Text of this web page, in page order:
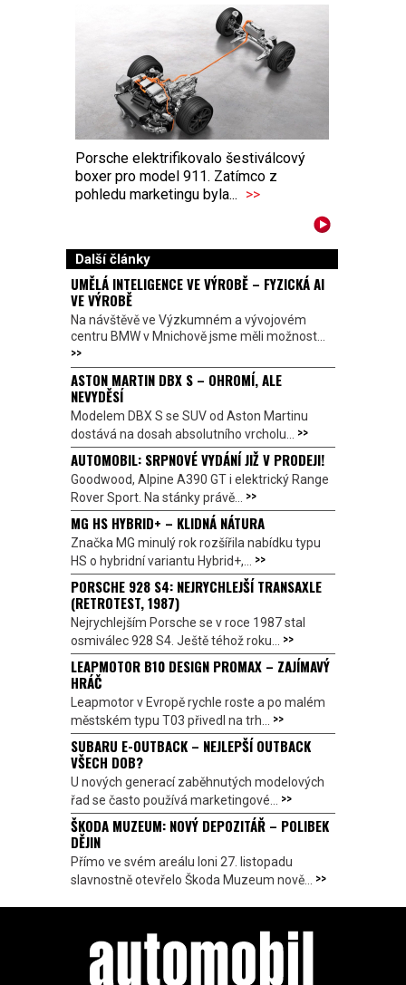
Porsche elektrifikovalo šestiválcový
boxer pro model 911. Zatímco z
pohledu marketingu byla... >>
Další články
UMĚLÁ INTELIGENCE VE VÝROBĚ – FYZICKÁ AI
VE VÝROBĚ
Na návštěvě ve Výzkumném a vývojovém
centru BMW v Mnichově jsme měli možnost...
>>
ASTON MARTIN DBX S – OHROMÍ, ALE
NEVYDĚSÍ
Modelem DBX S se SUV od Aston Martinu
dostává na dosah absolutního vrcholu... >>
AUTOMOBIL: SRPNOVÉ VYDÁNÍ JIŽ V PRODEJI!
Goodwood, Alpine A390 GT i elektrický Range
Rover Sport. Na stánky právě... >>
MG HS HYBRID+ – KLIDNÁ NÁTURA
Značka MG minulý rok rozšířila nabídku typu
HS o hybridní variantu Hybrid+,... >>
PORSCHE 928 S4: NEJRYCHLEJŠÍ TRANSAXLE
(RETROTEST, 1987)
Nejrychlejším Porsche se v roce 1987 stal
osmiválec 928 S4. Ještě téhož roku... >>
LEAPMOTOR B10 DESIGN PROMAX – ZAJÍMAVÝ
HRÁČ
Leapmotor v Evropě rychle roste a po malém
městském typu T03 přivedl na trh... >>
SUBARU E-OUTBACK – NEJLEPŠÍ OUTBACK
VŠECH DOB?
U nových generací zaběhnutých modelových
řad se často používá marketingové... >>
ŠKODA MUZEUM: NOVÝ DEPOZITÁŘ – POLIBEK
DĚJIN
Přímo ve svém areálu loni 27. listopadu
slavnostně otevřelo Škoda Muzeum nově... >>